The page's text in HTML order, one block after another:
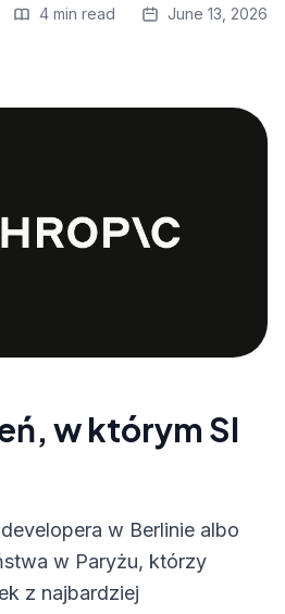
4 min read June 13, 2026
w którym SI
w Berlinie albo
w Paryżu, którzy
z najbardziej